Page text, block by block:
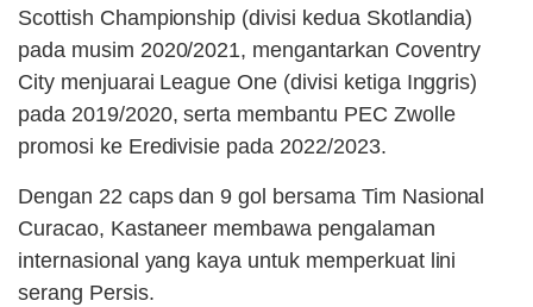
Scottish Championship (divisi kedua Skotlandia)
pada musim 2020/2021, mengantarkan Coventry
City menjuarai League One (divisi ketiga Inggris)
pada 2019/2020, serta membantu PEC Zwolle
promosi ke Eredivisie pada 2022/2023.
Dengan 22 caps dan 9 gol bersama Tim Nasional
Curacao, Kastaneer membawa pengalaman
internasional yang kaya untuk memperkuat lini
serang Persis.